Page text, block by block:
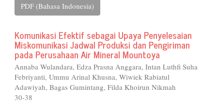
PDF (Bahasa Indonesia)
Komunikasi Efektif sebagai Upaya Penyelesaian
Miskomunikasi Jadwal Produksi dan Pengiriman
pada Perusahaan Air Mineral Mountoya
Annaba Wulandara, Edza Prasna Anggara, Intan Luthfi Suha
Febriyanti, Ummu Arinal Khusna, Wiwiek Rabiatul
Adawiyah, Bagas Gumintang, Filda Khoirun Nikmah
30-38